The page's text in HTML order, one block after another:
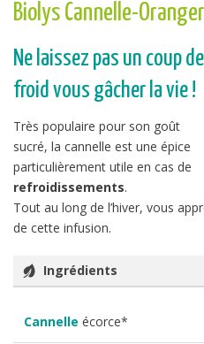
Biolys Cannelle-Oranger
Ne laissez pas un coup de
froid vous gâcher la vie !
Très populaire pour son goût
sucré, la cannelle est une épice
particulièrement utile en cas de
refroidissements.
Tout au long de l’hiver, vous
de cette infusion.
Ingrédients
Cannelle écorce*